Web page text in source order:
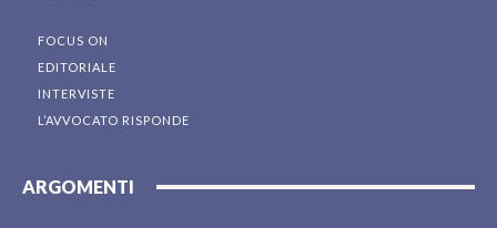
FOCUS ON
EDITORIALE
INTERVISTE
L’AVVOCATO RISPONDE
ARGOMENTI